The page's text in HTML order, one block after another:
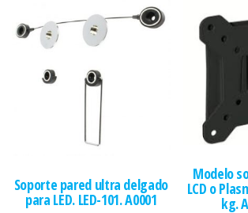
Soporte pared ultra delgado
para LED. LED-101. A0001
Modelo
LCD o
kg.